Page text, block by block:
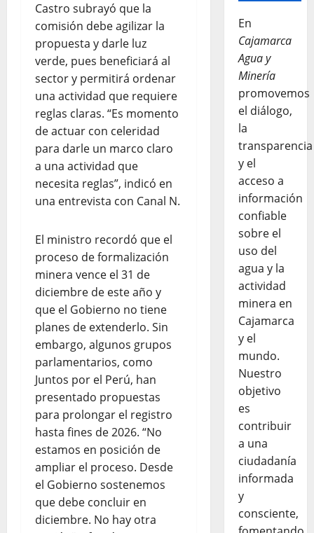
Castro subrayó que la
comisión debe agilizar la
propuesta y darle luz
verde, pues beneficiará al
sector y permitirá ordenar
una actividad que requiere
reglas claras. “Es momento
de actuar con celeridad
para darle un marco claro
a una actividad que
necesita reglas”, indicó en
una entrevista con Canal N.
El ministro recordó que el
proceso de formalización
minera vence el 31 de
diciembre de este año y
que el Gobierno no tiene
planes de extenderlo. Sin
embargo, algunos grupos
parlamentarios, como
Juntos por el Perú, han
presentado propuestas
para prolongar el registro
hasta fines de 2026. “No
estamos en posición de
ampliar el proceso. Desde
el Gobierno sostenemos
que debe concluir en
diciembre. No hay otra
En
Cajamarca
Agua y
Minería
promovemos
el diálogo,
la
transparencia
y el
acceso a
información
confiable
sobre el
uso del
agua y la
actividad
minera en
Cajamarca
y el
mundo.
Nuestro
objetivo
es
contribuir
a una
ciudadanía
informada
y
consciente,